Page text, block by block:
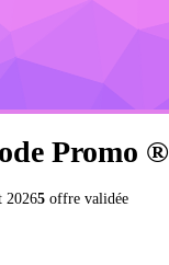
Promo ®
20265 offre validée